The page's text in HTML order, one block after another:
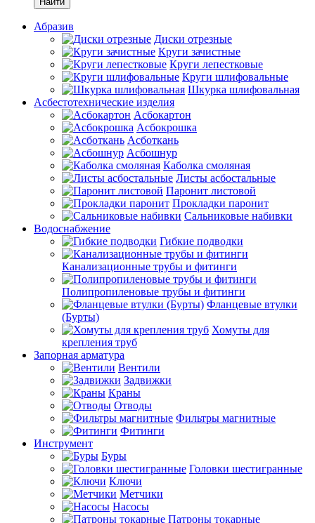
Абразив
Диски отрезные
Круги зачистные
Круги лепестковые
Круги шлифовальные
Шкурка шлифовальная
Асбестотехнические изделия
Асбокартон
Асбокрошка
Асботкань
Асбошнур
Каболка смоляная
Листы асбостальные
Паронит листовой
Прокладки паронит
Сальниковые набивки
Водоснабжение
Гибкие подводки
Канализационные трубы и фитинги
Полипропиленовые трубы и фитинги
Фланцевые втулки
(Бурты)
Хомуты для
крепления труб
Запорная арматура
Вентили
Задвижки
Краны
Отводы
Фильтры магнитные
Фитинги
Инструмент
Буры
Головки шестигранные
Ключи
Метчики
Насосы
Патроны токарные